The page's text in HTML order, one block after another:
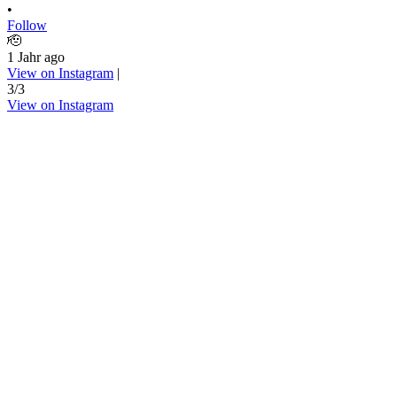
•
Follow
🫡
1 Jahr ago
View on Instagram |
3/3
View on Instagram